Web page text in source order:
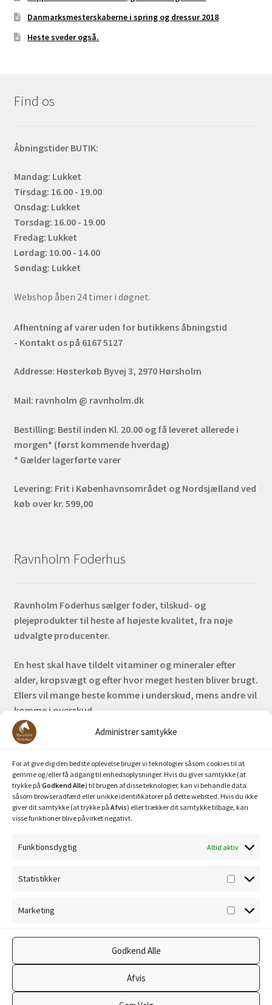
Administrer samtykke
For at give dig den bedste oplevelse bruger vi teknologier såsom cookies til at
gemme og/eller få adgang til enhedsoplysninger. Hvis du giver samtykke (at
trykke på Godkend Alle) til brugen af disse teknologier, kan vi behandle data
såsom browseradfærd eller unikke identifikatorer på dette websted. Hvis du ikke
giver dit samtykke (at trykke på Afvis) eller trækker dit samtykke tilbage, kan
visse funktioner blive påvirket negativt.
Funktionsdygtig Altid aktiv
Statistikker
Marketing
Godkend Alle
Afvis
Danmarksmesterskaberne i spring og dressur 2018
Heste sveder også.
Find os
Åbningstider BUTIK:
Mandag: Lukket
Tirsdag: 16.00 - 19.00
Onsdag: Lukket
Torsdag: 16.00 - 19.00
Fredag: Lukket
Lørdag: 10.00 - 14.00
Søndag: Lukket
Webshop åben 24 timer i døgnet.
Afhentning af varer uden for butikkens åbningstid
- Kontakt os på 6167 5127
Addresse: Høsterkøb Byvej 3, 2970 Hørsholm
Mail: ravnholm @ ravnholm.dk
Bestilling: Bestil inden Kl. 20.00 og få leveret allerede i
morgen* (først kommende hverdag)
* Gælder lagerførte varer
Levering: Frit i Københavnsområdet og Nordsjælland ved
køb over kr. 599,00
Ravnholm Foderhus
Ravnholm Foderhus sælger foder, tilskud- og
plejeprodukter til heste af højeste kvalitet, fra nøje
udvalgte producenter.
En hest skal have tildelt vitaminer og mineraler efter
alder, kropsvægt og efter hvor meget hesten bliver brugt.
Ellers vil mange heste komme i underskud, mens andre vil
komme i overskud.
Bank: Nordea / Reg: 2413 Konto nr. 6285 704 772
Privatlivspolitik
© Ravnholm Foderhus 2026
Lavet med WooCommerce